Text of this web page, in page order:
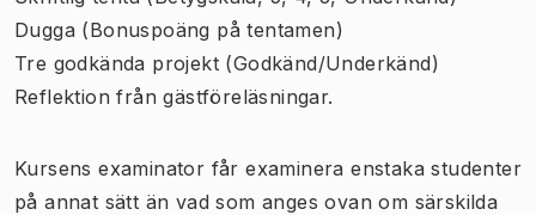
Dugga (Bonuspoäng på tentamen)
Tre godkända projekt (Godkänd/Underkänd)
Reflektion från gästföreläsningar.
Kursens examinator får examinera enstaka studenter
på annat sätt än vad som anges ovan om särskilda